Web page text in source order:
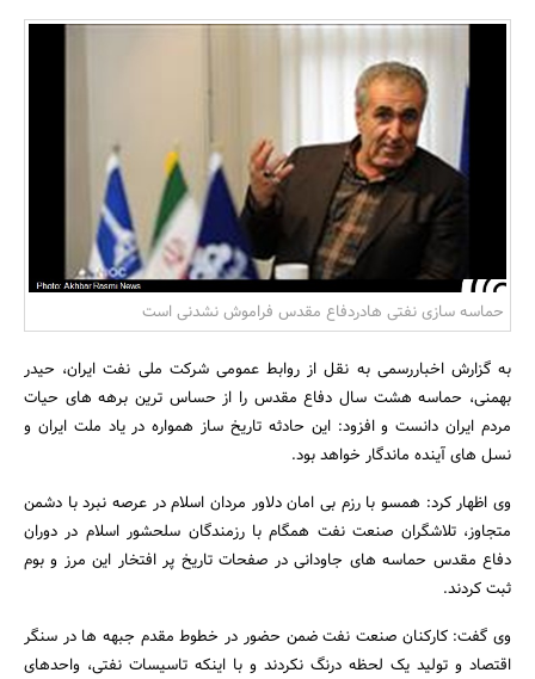
بانک، بیمه و سرمایه
حماسه سازی نفتی هادردفاع مقدس فراموش نشدنی است
به گزارش اخباررسمی به نقل از روابط عمومی شرکت ملی نفت ایران، حیدر
بهمنی، حماسه هشت سال دفاع مقدس را از حساس‌ ترین برهه ‌های حیات
مردم ایران دانست و افزود: این حادثه تاریخ ساز همواره در یاد ملت ایران و
نسل‌ های آینده ماندگار خواهد بود.
وی اظهار کرد: همسو با رزم بی امان دلاور مردان اسلام در عرصه نبرد با دشمن
متجاوز، تلاشگران صنعت نفت همگام با رزمندگان سلحشور اسلام در دوران
دفاع مقدس حماسه های جاودانی در صفحات تاریخ پر افتخار این مرز و بوم
ثبت کردند.
وی گفت: کارکنان صنعت نفت ضمن حضور در خطوط مقدم جبهه ها در سنگر
اقتصاد و تولید یک لحظه درنگ نکردند و با اینکه تاسیسات نفتی، واحدهای